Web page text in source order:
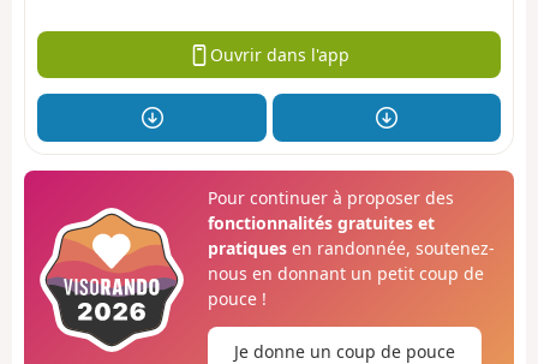
Ouvrir dans l'app
Pour continuer à proposer des
fonctionnalités gratuites et
pratiquesen randonnée, soutenez-
nous en donnant un petit coup de
pouce !
Je donne un coup de pouce